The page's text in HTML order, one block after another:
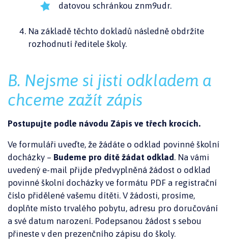
datovou schránkou znm9udr.
Na základě těchto dokladů následně obdržíte
rozhodnutí ředitele školy.
B. Nejsme si jisti odkladem a
chceme zažít zápis
Postupujte podle návodu Zápis ve třech krocích.
Ve formuláři uveďte, že žádáte o odklad povinné školní
docházky – Budeme pro dítě žádat odklad. Na vámi
uvedený e-mail přijde předvyplněná žádost o odklad
povinné školní docházky ve formátu PDF a registrační
číslo přidělené vašemu dítěti. V žádosti, prosíme,
doplňte místo trvalého pobytu, adresu pro doručování
a své datum narození. Podepsanou žádost s sebou
přineste v den prezenčního zápisu do školy.